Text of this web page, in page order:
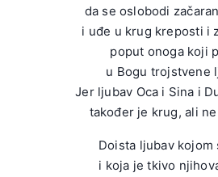
da se oslobodi
i uđe u krug kreposti i
poput onoga koji
u Bogu trojstvene
Jer ljubav Oca i Sina i
također je krug, ali
Doista ljubav kojom
i koja je tkivo